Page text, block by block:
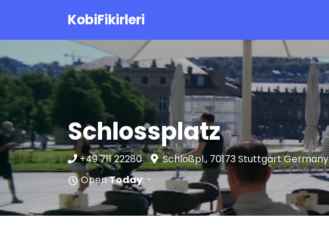
KobiFikirleri
Schlossplatz
+49 711 22280
Schloßpl., 70173 Stuttgart Germany
OpenToday: -